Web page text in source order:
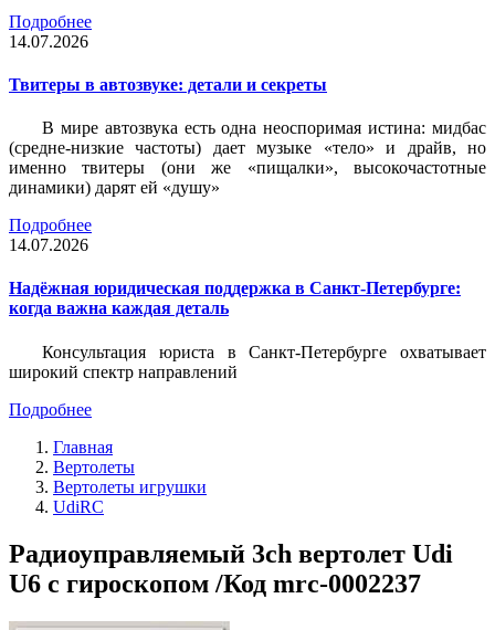
Подробнее
14.07.2026
Твитеры в автозвуке: детали и секреты
В мире автозвука есть одна неоспоримая истина: мидбас
(средне-низкие частоты) дает музыке «тело» и драйв, но
именно твитеры (они же «пищалки», высокочастотные
динамики) дарят ей «душу»
Подробнее
14.07.2026
Надёжная юридическая поддержка в Санкт-Петербурге:
когда важна каждая деталь
Консультация юриста в Санкт-Петербурге охватывает
широкий спектр направлений
Подробнее
Главная
Вертолеты
Вертолеты игрушки
UdiRC
Радиоуправляемый 3ch вертолет Udi
U6 с гироскопом /Код mrc-0002237